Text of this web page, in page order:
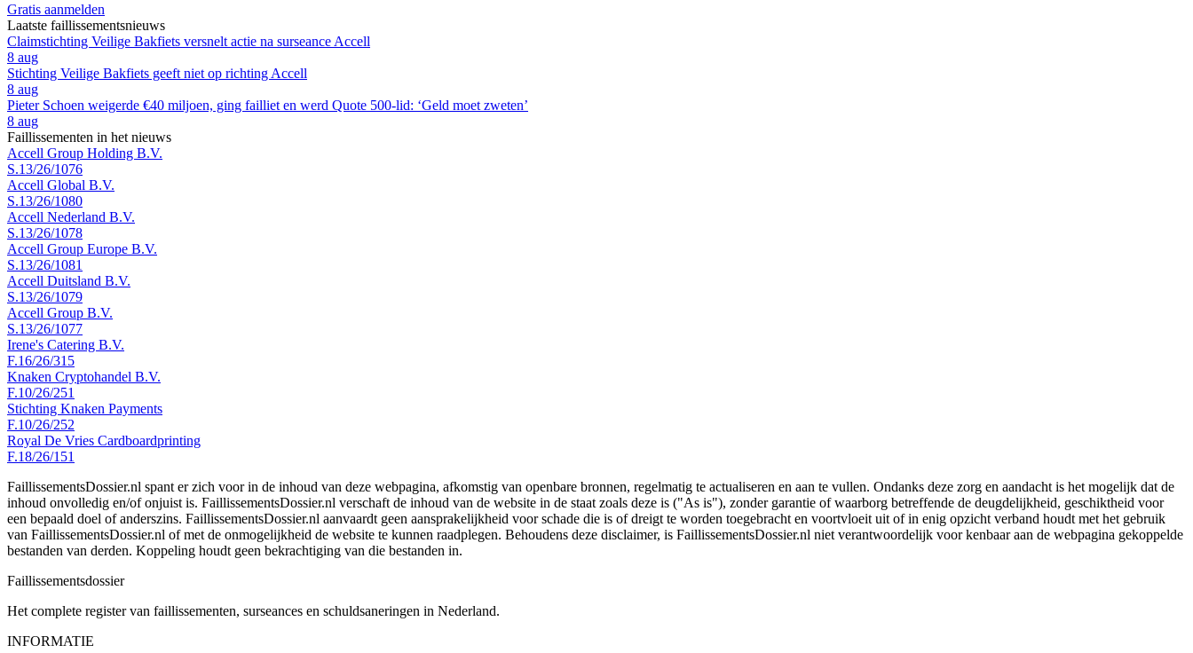
Gratis aanmelden
Laatste faillissementsnieuws
Claimstichting Veilige Bakfiets versnelt actie na surseance Accell
8 aug
Stichting Veilige Bakfiets geeft niet op richting Accell
8 aug
Pieter Schoen weigerde €40 miljoen, ging failliet en werd Quote 500-lid: ‘Geld moet zweten’
8 aug
Faillissementen in het nieuws
Accell Group Holding B.V.
S.13/26/1076
Accell Global B.V.
S.13/26/1080
Accell Nederland B.V.
S.13/26/1078
Accell Group Europe B.V.
S.13/26/1081
Accell Duitsland B.V.
S.13/26/1079
Accell Group B.V.
S.13/26/1077
Irene's Catering B.V.
F.16/26/315
Knaken Cryptohandel B.V.
F.10/26/251
Stichting Knaken Payments
F.10/26/252
Royal De Vries Cardboardprinting
F.18/26/151
FaillissementsDossier.nl spant er zich voor in de inhoud van deze webpagina, afkomstig van openbare bronnen, regelmatig te actualiseren en aan te vullen. Ondanks deze zorg en aandacht is het mogelijk dat de
inhoud onvolledig en/of onjuist is. FaillissementsDossier.nl verschaft de inhoud van de website in de staat zoals deze is ("As is"), zonder garantie of waarborg betreffende de deugdelijkheid, geschiktheid voor
een bepaald doel of anderszins. FaillissementsDossier.nl aanvaardt geen aansprakelijkheid voor schade die is of dreigt te worden toegebracht en voortvloeit uit of in enig opzicht verband houdt met het gebruik
van FaillissementsDossier.nl of met de onmogelijkheid de website te kunnen raadplegen. Behoudens deze disclaimer, is FaillissementsDossier.nl niet verantwoordelijk voor kenbaar aan de webpagina gekoppelde
bestanden van derden. Koppeling houdt geen bekrachtiging van die bestanden in.
Faillissementsdossier
Het complete register van faillissementen, surseances en schuldsaneringen in Nederland.
INFORMATIE